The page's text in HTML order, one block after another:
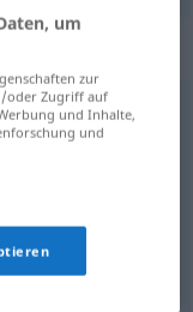
,mittelmäßig
um
zur
oder Zugriff auf
und Inhalte,
und